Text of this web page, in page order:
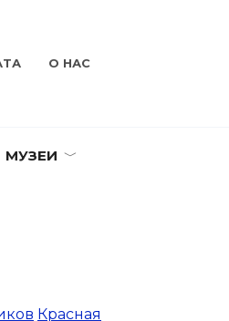
О НАС
МУЗЕИ
Красная